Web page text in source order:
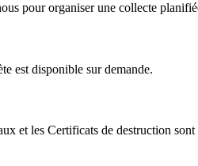
pour organiser une collecte
est disponible sur demande.
et les Certificats de destruction